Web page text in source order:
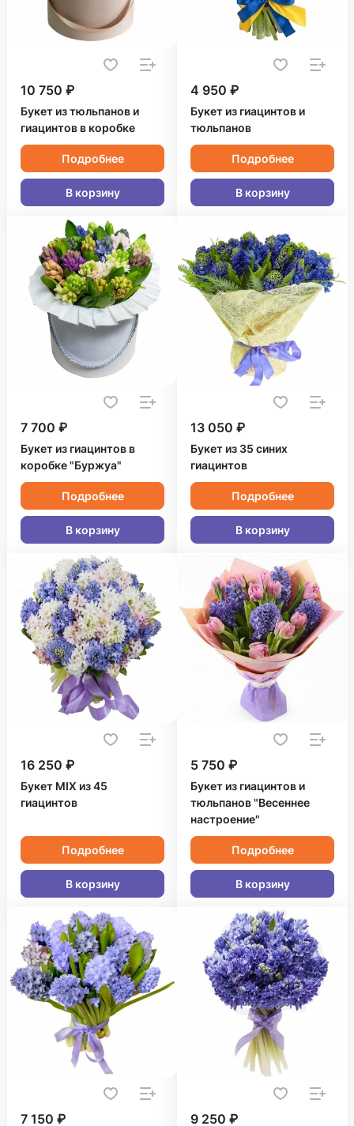
10 750 ₽
Букет из тюльпанов и
гиацинтов в коробке
Подробнее
В корзину
4 950 ₽
Букет из гиацинтов и
тюльпанов
Подробнее
В корзину
7 700 ₽
Букет из гиацинтов в
коробке "Буржуа"
Подробнее
В корзину
13 050 ₽
Букет из 35 синих
гиацинтов
Подробнее
В корзину
16 250 ₽
Букет MIX из 45
гиацинтов
Подробнее
В корзину
5 750 ₽
Букет из гиацинтов и
тюльпанов "Весеннее
настроение"
Подробнее
В корзину
7 150 ₽ 9 250 ₽